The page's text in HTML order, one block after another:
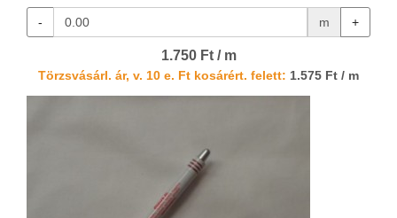
- m +
1.750 Ft / m
Törzsvásárl. ár, v. 10 e. Ft kosárért. felett: 1.575 Ft / m